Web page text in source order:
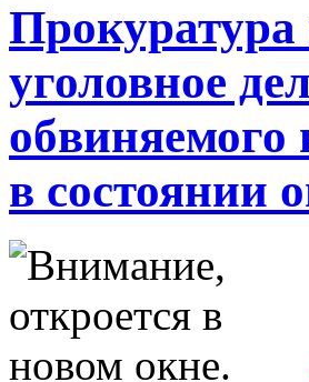
Прокуратура
уголовное
в состоянии